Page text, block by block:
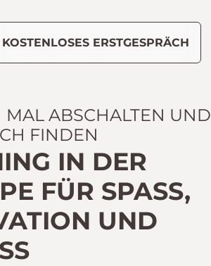
KOSTENLOSES ERSTGESPRÄCH
IN DER
FÜR SPASS, M
UND F
MAL ABSCHALTEN UND
FINDEN